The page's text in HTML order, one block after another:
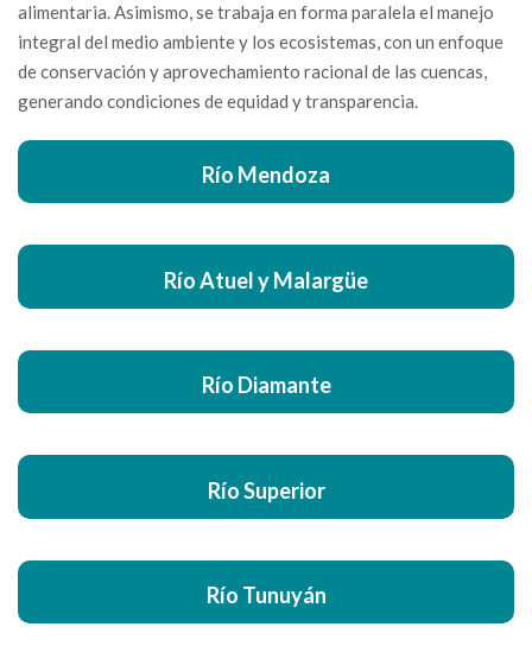
alimentaria. Asimismo, se trabaja en forma paralela el manejo
integral del medio ambiente y los ecosistemas, con un enfoque
de conservación y aprovechamiento racional de las cuencas,
generando condiciones de equidad y transparencia.
Río Mendoza
Río Atuel y Malargüe
Río Diamante
Río Superior
Río Tunuyán